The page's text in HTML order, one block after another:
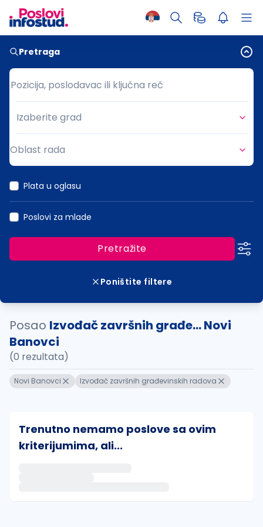
Pretraga
Pozicija, poslodavac ili ključna reč
Pozicija, poslodavac ili ključna reč
Grad
Izaberite grad
Oblast rada
Plata u oglasu
Poslovi za mlade
Pretražite
Poništite filtere
Posao Izvođač završnih građe... Novi
Banovci
(0 rezultata)
Novi Banovci Izvođač završnih građevinskih radova
Trenutno nemamo poslove sa ovim
kriterijumima, ali...